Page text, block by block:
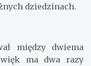
dziedzinach.
między dwiema
ma dwa razy